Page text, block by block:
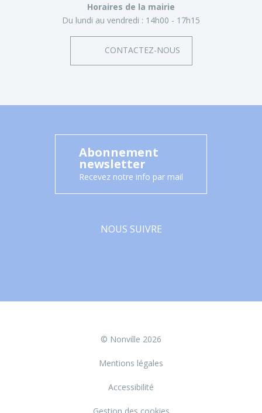
Horaires de la mairie
Du lundi au vendredi : 14h00 - 17h15
CONTACTEZ-NOUS
Abonnement
newsletter
Recevez notre info par mail
NOUS SUIVRE
© Nonville 2026
Mentions légales
Accessibilité
Gestion des cookies